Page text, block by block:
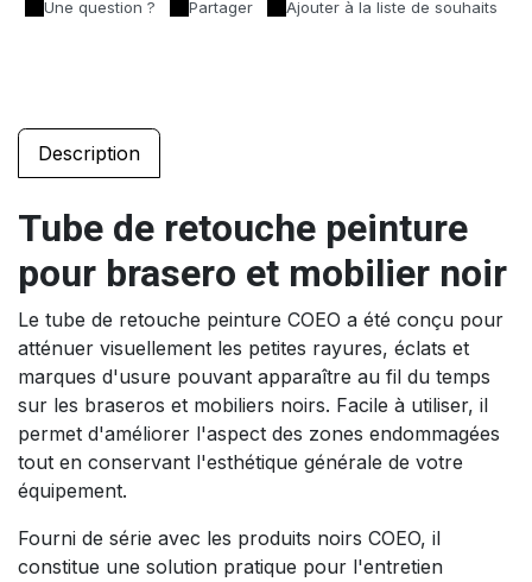
Une question ? Partager Ajouter à la liste de souhaits
Description
Tube de retouche peinture
pour brasero et mobilier noir
Le tube de retouche peinture COEO a été conçu pour
atténuer visuellement les petites rayures, éclats et
marques d'usure pouvant apparaître au fil du temps
sur les braseros et mobiliers noirs. Facile à utiliser, il
permet d'améliorer l'aspect des zones endommagées
tout en conservant l'esthétique générale de votre
équipement.
Fourni de série avec les produits noirs COEO, il
constitue une solution pratique pour l'entretien